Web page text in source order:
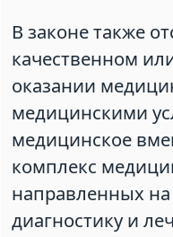
В законе также
качественном
оказании
медицинскими
медицинское
комплекс
направленных
диагностику и